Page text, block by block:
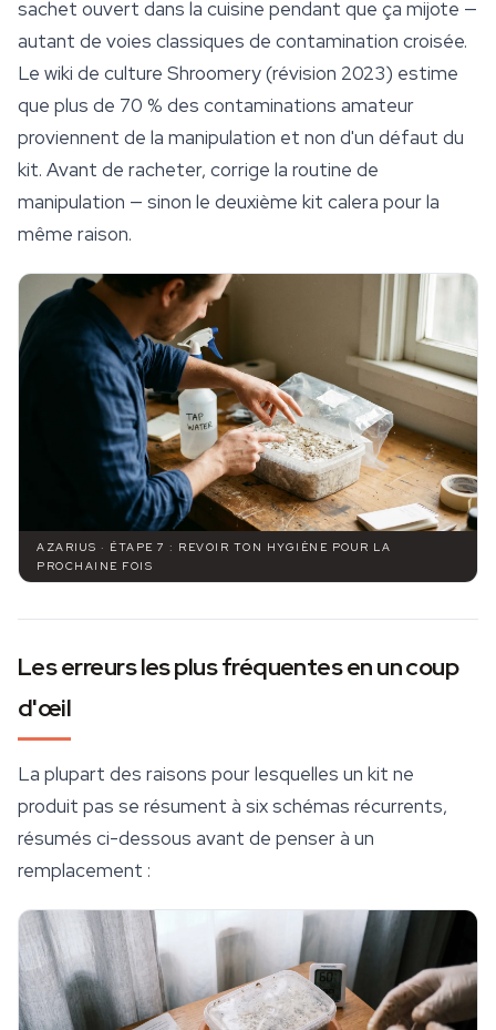
sachet ouvert dans la cuisine pendant que ça mijote —
autant de voies classiques de contamination croisée.
Le wiki de culture Shroomery (révision 2023) estime
que plus de 70 % des contaminations amateur
proviennent de la manipulation et non d'un défaut du
kit. Avant de racheter, corrige la routine de
manipulation — sinon le deuxième kit calera pour la
même raison.
AZARIUS · ÉTAPE 7 : REVOIR TON HYGIÈNE POUR LA
PROCHAINE FOIS
Les erreurs les plus fréquentes en un coup
d'œil
La plupart des raisons pour lesquelles un kit ne
produit pas se résument à six schémas récurrents,
résumés ci-dessous avant de penser à un
remplacement :